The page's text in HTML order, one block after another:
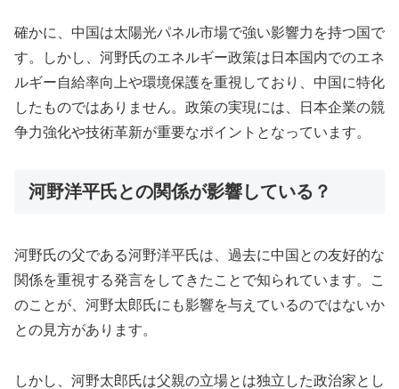
確かに、中国は太陽光パネル市場で強い影響力を持つ国で
す。しかし、河野氏のエネルギー政策は日本国内でのエネ
ルギー自給率向上や環境保護を重視しており、中国に特化
したものではありません。政策の実現には、日本企業の競
争力強化や技術革新が重要なポイントとなっています。
河野洋平氏との関係が影響している？
河野氏の父である河野洋平氏は、過去に中国との友好的な
関係を重視する発言をしてきたことで知られています。こ
のことが、河野太郎氏にも影響を与えているのではないか
との見方があります。
しかし、河野太郎氏は父親の立場とは独立した政治家とし